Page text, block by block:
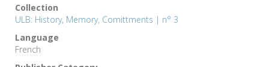
Collection
ULB: History, Memory, Comittments | n° 3
Language
French